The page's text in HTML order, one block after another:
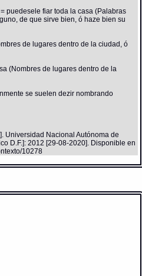
= puedesele fiar toda la casa (Palabras
de que sirve bien, ó haze bien su
de lugares dentro de la ciudad, ó
(Nombres de lugares dentro de la
se suelen dezir nombrando
Universidad Nacional Autónoma de
D.F.]: 2012 [29-08-2020]. Disponible en
10278